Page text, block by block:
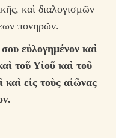
καὶ διαλογισμῶν
πονηρῶν.
εὐλογημένον καὶ
τοῦ Υἱοῦ καὶ τοῦ
εἰς τοὺς αἰῶνας